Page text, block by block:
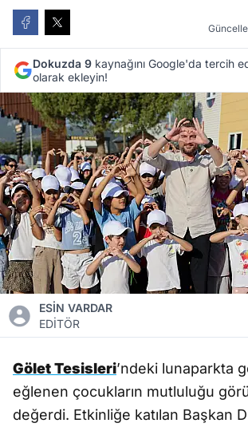
Dokuzda 9 kaynağını Google'da tercih
olarak ekleyin!
ESİN VARDAR
EDİTÖR
Gölet Tesisleri’ndeki lunaparkta
eğlenen çocukların mutluluğu
değerdi. Etkinliğe katılan Başkan